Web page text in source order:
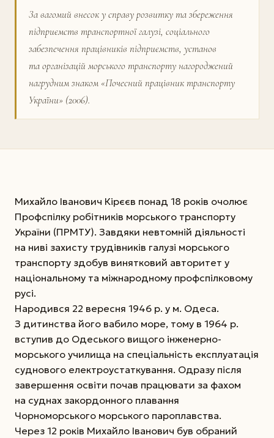
За вагомий внесок у справу розвитку та збереження
підприємств транспортної галузі, соціального
забезпечення працівників підприємств, установ
та організацій морського транспорту нагороджений
нагрудним знаком «Почесний працівник транспорту
України» (2006).
Михайло Іванович Кірєєв понад 18 років очолює
Профспілку робітників морського транспорту
України (ПРМТУ). Завдяки невтомній діяльності
на ниві захисту трудівників галузі морського
транспорту здобув винятковий авторитет у
національному та міжнародному профспілковому
русі.
Народився 22 вересня 1946 р. у м. Одеса.
З дитинства його вабило море, тому в 1964 р.
вступив до Одеського вищого інженерно-
морського училища на спеціальність експлуатація
суднового електроустаткування. Одразу після
завершення освіти почав працювати за фахом
на суднах закордонного плавання
Чорноморського морського пароплавства.
Через 12 років Михайло Іванович був обраний